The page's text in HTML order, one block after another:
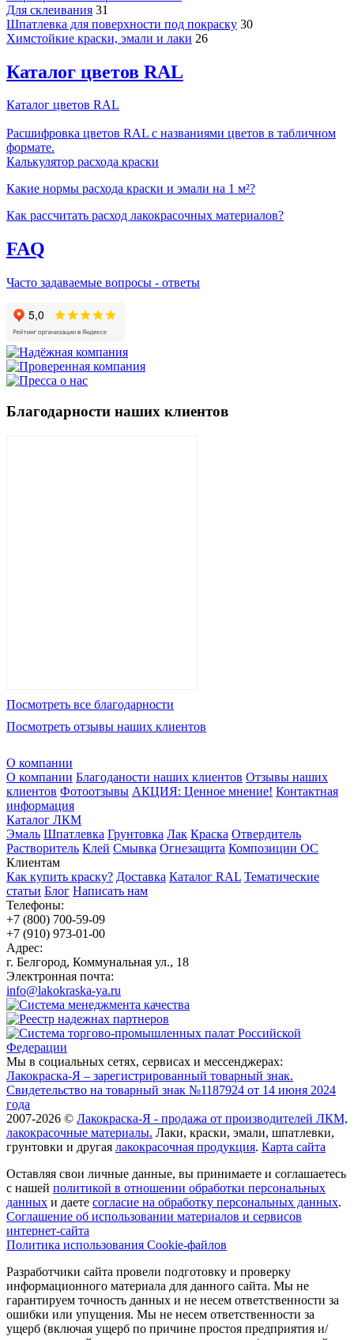
Для склеивания 31
Шпатлевка для поверхности под покраску 30
Химстойкие краски, эмали и лаки 26
Каталог цветов RAL
Каталог цветов RAL
Расшифровка цветов RAL с названиями цветов в табличном
формате.
Калькулятор расхода краски
Какие нормы расхода краски и эмали на 1 м²?
Как рассчитать расход лакокрасочных материалов?
FAQ
Часто задаваемые вопросы - ответы
Благодарности наших клиентов
Посмотреть все благодарности
Посмотреть отзывы наших клиентов
О компании
О компании Благоданости наших клиентов Отзывы наших
клиентов Фотоотзывы АКЦИЯ: Ценное мнение! Контактная
информация
Каталог ЛКМ
Эмаль Шпатлевка Грунтовка Лак Краска Отвердитель
Растворитель Клей Смывка Огнезащита Композиции ОС
Клиентам
Как купить краску? Доставка Каталог RAL Тематические
статьи Блог Написать нам
Телефоны:
+7 (800) 700-59-09
+7 (910) 973-01-00
Адрес:
г. Белгород, Коммунальная ул., 18
Электронная почта:
info@lakokraska-ya.ru
Мы в социальных сетях, сервисах и мессенджерах:
Лакокраска-Я – зарегистрированный товарный знак.
Свидетельство на товарный знак №1187924 от 14 июня 2024
года
2007-2026 © Лакокраска-Я - продажа от производителей ЛКМ,
лакокрасочные материалы. Лаки, краски, эмали, шпатлевки,
грунтовки и другая лакокрасочная продукция. Карта сайта
Оставляя свои личные данные, вы принимаете и соглашаетесь
с нашей политикой в отношении обработки персональных
данных и даете cогласие на обработку персональных данных.
Соглашение об использовании материалов и сервисов
интернет-сайта
Политика использования Cookie-файлов
Разработчики сайта провели подготовку и проверку
информационного материала для данного сайта. Мы не
гарантируем точность данных и не несем ответственности за
ошибки или упущения. Мы не несем ответственности за
ущерб (включая ущерб по причине простоя предприятия и/